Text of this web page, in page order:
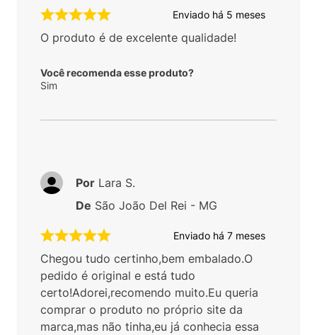
Enviado há 5 meses
O produto é de excelente qualidade!
Você recomenda esse produto?
Sim
Enviado há 7 meses
Chegou tudo certinho,bem embalado.O
pedido é original e está tudo
certo!Adorei,recomendo muito.Eu queria
comprar o produto no próprio site da
marca,mas não tinha,eu já conhecia essa
Por Lara S.
De São João Del Rei - MG